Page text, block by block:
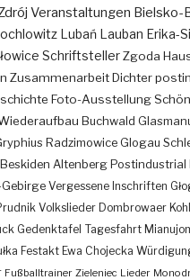
Veranstaltungen Bielsko-
Lubań Lauban Erika-
SchriftstellerZgoda
ZusammenarbeitDichter
Foto-Ausstellung
Buchwald
Radzimowice Glogau
Beskiden Altenberg Postindustrial
Vergessene Inschriften
Volkslieder Dombrowaer
Gedenktafel Tagesfahrt
Festakt Ewa Chojecka
Fußballtrainer Zieleniec Lieder